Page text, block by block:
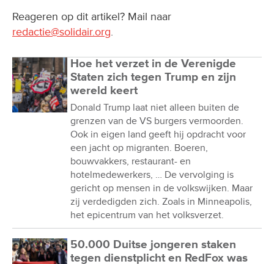
Reageren op dit artikel? Mail naar
redactie@solidair.org.
Hoe het verzet in de Verenigde
Staten zich tegen Trump en zijn
wereld keert
Donald Trump laat niet alleen buiten de
grenzen van de VS burgers vermoorden.
Ook in eigen land geeft hij opdracht voor
een jacht op migranten. Boeren,
bouwvakkers, restaurant- en
hotelmedewerkers, … De vervolging is
gericht op mensen in de volkswijken. Maar
zij verdedigden zich. Zoals in Minneapolis,
het epicentrum van het volksverzet.
50.000 Duitse jongeren staken
tegen dienstplicht en RedFox was